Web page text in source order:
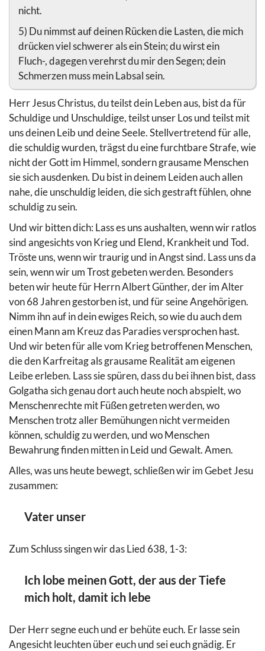
nicht.
5) Du nimmst auf deinen Rücken die Lasten, die mich
drücken viel schwerer als ein Stein; du wirst ein
Fluch-, dagegen verehrst du mir den Segen; dein
Schmerzen muss mein Labsal sein.
Herr Jesus Christus, du teilst dein Leben aus, bist da für
Schuldige und Unschuldige, teilst unser Los und teilst mit
uns deinen Leib und deine Seele. Stellvertretend für alle,
die schuldig wurden, trägst du eine furchtbare Strafe, wie
nicht der Gott im Himmel, sondern grausame Menschen
sie sich ausdenken. Du bist in deinem Leiden auch allen
nahe, die unschuldig leiden, die sich gestraft fühlen, ohne
schuldig zu sein.
Und wir bitten dich: Lass es uns aushalten, wenn wir ratlos
sind angesichts von Krieg und Elend, Krankheit und Tod.
Tröste uns, wenn wir traurig und in Angst sind. Lass uns da
sein, wenn wir um Trost gebeten werden. Besonders
beten wir heute für Herrn Albert Günther, der im Alter
von 68 Jahren gestorben ist, und für seine Angehörigen.
Nimm ihn auf in dein ewiges Reich, so wie du auch dem
einen Mann am Kreuz das Paradies versprochen hast.
Und wir beten für alle vom Krieg betroffenen Menschen,
die den Karfreitag als grausame Realität am eigenen
Leibe erleben. Lass sie spüren, dass du bei ihnen bist, dass
Golgatha sich genau dort auch heute noch abspielt, wo
Menschenrechte mit Füßen getreten werden, wo
Menschen trotz aller Bemühungen nicht vermeiden
können, schuldig zu werden, und wo Menschen
Bewahrung finden mitten in Leid und Gewalt. Amen.
Alles, was uns heute bewegt, schließen wir im Gebet Jesu
zusammen:
Vater unser
Zum Schluss singen wir das Lied 638, 1-3:
Ich lobe meinen Gott, der aus der Tiefe
mich holt, damit ich lebe
Der Herr segne euch und er behüte euch. Er lasse sein
Angesicht leuchten über euch und sei euch gnädig. Er